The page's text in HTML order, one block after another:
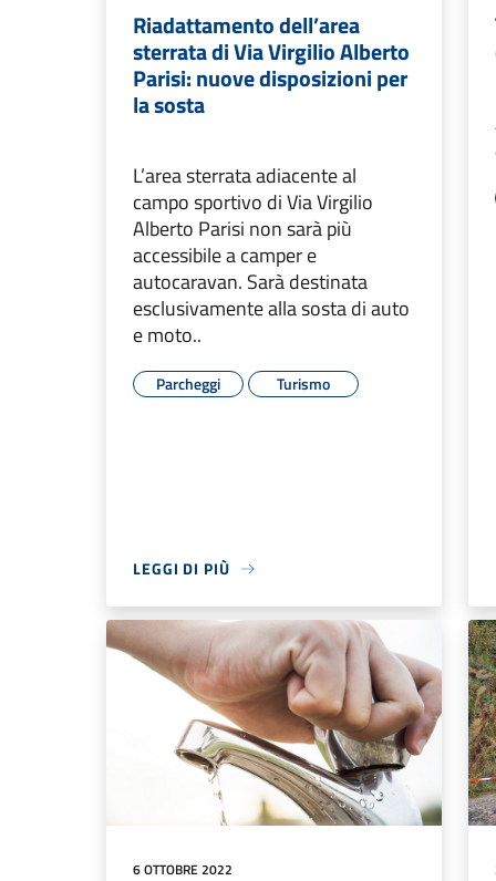
Riadattamento dell’area
sterrata di Via Virgilio Alberto
Parisi: nuove disposizioni per
la sosta
L’area sterrata adiacente al
campo sportivo di Via Virgilio
Alberto Parisi non sarà più
accessibile a camper e
autocaravan. Sarà destinata
esclusivamente alla sosta di auto
e moto..
Parcheggi Turismo
LEGGI DI PIÙ
6 OTTOBRE 2022